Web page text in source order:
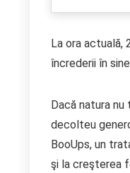
La ora actuală,
încrederii în
Dacă natura
decolteu
BooUps, un
şi la creşterea